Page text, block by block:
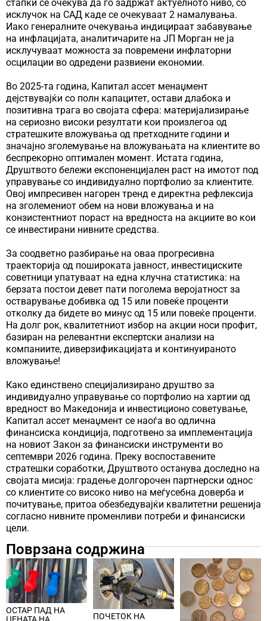
стапки се очекува да го задржат актуелното ниво, со
исклучок на САД каде се очекуваат 2 намалувања.
Иако генералните очекувања индицираат забавување
на инфлацијата, аналитичарите на ЈП Морган не ја
исклучуваат можноста за повремени инфлаторни
осцилации во одредени развиени економии.
Во 2025-та година, Капитал ассет менаџмент
дејствувајќи со полн капацитет, остави длабока и
позитивна трага во својата сфера: материјализирање
на сериозно високи резултати кои произлегоа од
стратешките вложувања од претходните години и
значајно зголемување на вложувањата на клиентите во
беспрекорно оптимален момент. Истата година,
Друштвото бележи експоненцијален раст на имотот под
управување со индивидуално портфолио за клиентите.
Овој импресивен нагорен тренд е директна рефлексија
на зголемениот обем на нови вложувања и на
конзистентниот пораст на вредноста на акциите во кои
се инвестирани нивните средства.
За соодветно разбирање на оваа прогресивна
траекторија од пошироката јавност, инвестициските
советници упатуваат на една клучна статистика: на
берзата постои девет пати поголема веројатност за
остварување добивка од 15 или повеќе проценти
отколку да бидете во минус од 15 или повеќе проценти.
На долг рок, квалитетниот избор на акции носи профит,
базиран на релевантни експертски анализи на
компаниите, диверзификацијата и континуираното
вложување!
Како единствено специјализирано друштво за
индивидуално управување со портфолио на хартии од
вредност во Македонија и инвестиционо советување,
Капитал ассет менаџмент се наоѓа во одлична
финансиска кондиција, подготвено за имплементација
на новиот Закон за финансиски инструменти во
септември 2026 година. Преку воспоставените
стратешки соработки, Друштвото останува доследно на
својата мисија: градење долгорочен партнерски однос
со клиентите со високо ниво на меѓусебна доверба и
почитување, притоа обезбедувајќи квалитетни решенија
согласно нивните променливи потреби и финансиски
цели.
Поврзана содржина
ОСТАР ПАД НА
ЦЕНАТА НА
ПОЧЕТОК НА